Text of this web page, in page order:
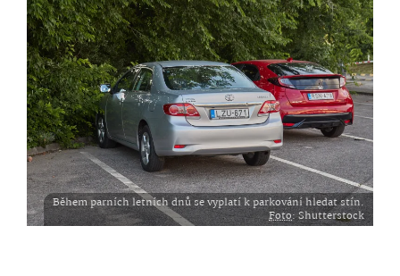
Během parních letních dnů se vyplatí k parkování hledat stín.
Foto: Shutterstock